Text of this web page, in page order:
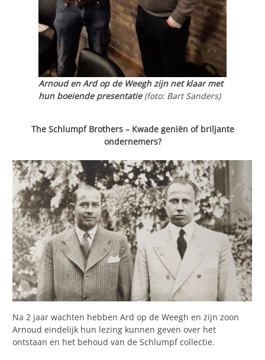
Arnoud en Ard op de Weegh zijn net klaar met
hun boeiende presentatie(foto: Bart Sanders)
The Schlumpf Brothers – Kwade geniën of briljante
ondernemers?
Na 2 jaar wachten hebben Ard op de Weegh en zijn zoon
Arnoud eindelijk hun lezing kunnen geven over het
ontstaan en het behoud van de Schlumpf collectie.